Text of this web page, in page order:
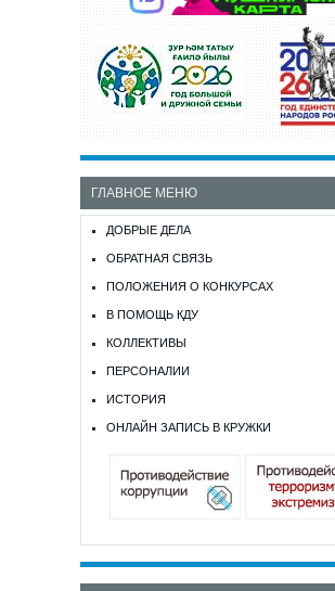
ГЛАВНОЕ МЕНЮ
ДОБРЫЕ ДЕЛА
ОБРАТНАЯ СВЯЗЬ
ПОЛОЖЕНИЯ О КОНКУРСАХ
В ПОМОЩЬ КДУ
КОЛЛЕКТИВЫ
ПЕРСОНАЛИИ
ИСТОРИЯ
ОНЛАЙН ЗАПИСЬ В КРУЖКИ